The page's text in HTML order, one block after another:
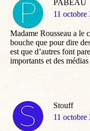
PABEAU
dit
11 octobre
Madame Rousseau a le
bouche que pour dire
est que d’autres font
importants et des
Stouff
dit
11 octobre